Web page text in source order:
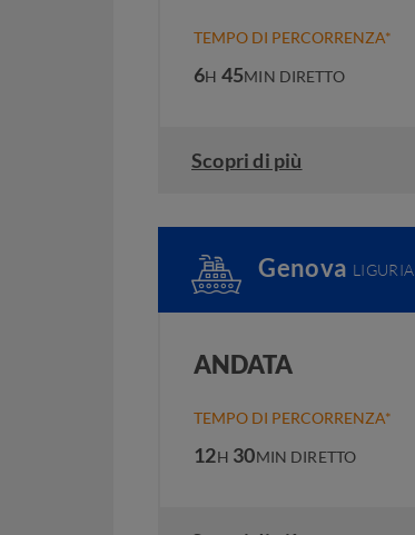
TEMPO DI PERCORRENZA*
6H 45MIN DIRETTO
Scopri di più
Genova LIGURIA
ANDATA
TEMPO DI PERCORRENZA*
12H 30MIN DIRETTO